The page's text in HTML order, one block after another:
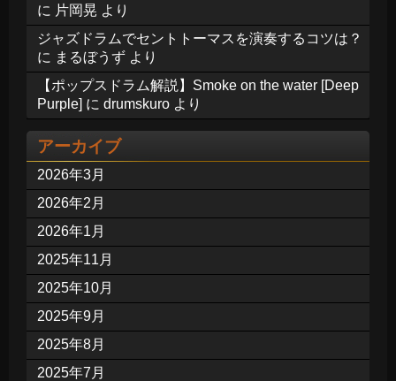
に 片岡晃 より
ジャズドラムでセントトーマスを演奏するコツは？
に まるぼうず より
【ポップスドラム解説】Smoke on the water [Deep
Purple] に drumskuro より
アーカイブ
2026年3月
2026年2月
2026年1月
2025年11月
2025年10月
2025年9月
2025年8月
2025年7月